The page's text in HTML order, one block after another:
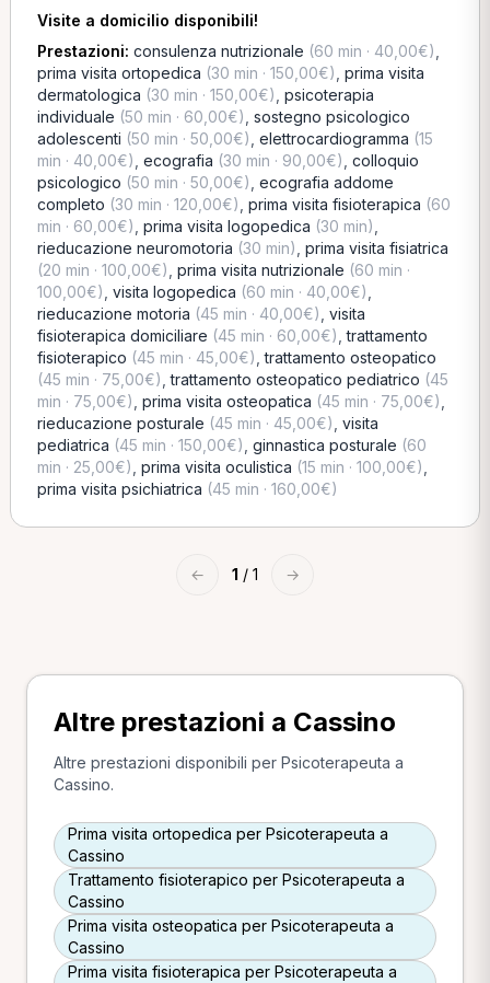
Visite a domicilio disponibili!
Prestazioni: consulenza nutrizionale (60 min · 40,00€)
prima visita ortopedica (30 min · 150,00€) prima visita
dermatologica (30 min · 150,00€) psicoterapia
individuale (50 min · 60,00€) sostegno psicologico
adolescenti (50 min · 50,00€) elettrocardiogramma (15
min · 40,00€) ecografia (30 min · 90,00€) colloquio
psicologico (50 min · 50,00€) ecografia addome
completo (30 min · 120,00€) prima visita fisioterapica (60
min · 60,00€) prima visita logopedica (30 min)
rieducazione neuromotoria (30 min) prima visita fisiatrica
(20 min · 100,00€) prima visita nutrizionale (60 min ·
100,00€) visita logopedica (60 min · 40,00€)
rieducazione motoria (45 min · 40,00€) visita
fisioterapica domiciliare (45 min · 60,00€) ,trattamento
fisioterapico (45 min · 45,00€) ,trattamento osteopatico
(45 min · 75,00€) ,trattamento osteopatico pediatrico (45
min · 75,00€) prima visita osteopatica (45 min · 75,00€)
rieducazione posturale (45 min · 45,00€) visita
pediatrica (45 min · 150,00€) ginnastica posturale (60
min · 25,00€) prima visita oculistica (15 min · 100,00€)
prima visita psichiatrica (45 min · 160,00€)
← 1 / 1 →
Altre prestazioni a Cassino
Altre prestazioni disponibili per Psicoterapeuta a
Cassino.
Prima visita ortopedica per Psicoterapeuta a
Cassino
Trattamento fisioterapico per Psicoterapeuta a
Cassino
Prima visita osteopatica per Psicoterapeuta a
Cassino
Prima visita fisioterapica per Psicoterapeuta a